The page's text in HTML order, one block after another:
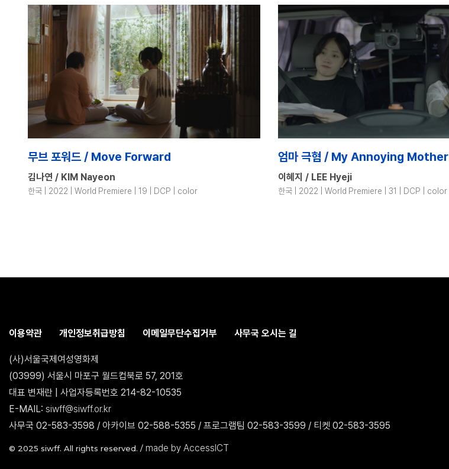
무브 포워드 / Move Forward
김나연 / KIM Nayeon
한국 | 2022 | World Premiere | 19 | DCP | color
엄마 극혐 / My Annoying Mother
이혜지 / LEE Hyeji
한국 | 2022 | World Premiere | 31 | DCP | color
이용약관 개인정보취급방침 이메일무단수집거부 사무국 오시는 길
(사)서울국제여성영화제
(03999) 서울시 마포구 월드컵북로 57, 201호
대표 변재란 | 사업자등록번호 214-82-10535
E-MAIL: siwff@siwff.or.kr
사무국 02-583-3598 / 아카이브 02-588-5355 / 프로그램팀 02-583-3599 / 티켓 02-583-3595
© 2025 siwff. All rights reserved. / made by AccessICT